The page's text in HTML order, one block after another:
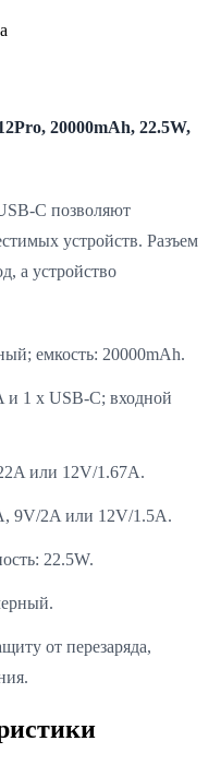
20000mAh, 22.5W,
C позволяют
устройств. Разъем
а устройство
емкость: 20000mAh.
1 x USB-C; входной
или 12V/1.67A.
9V/2A или 12V/1.5A.
22.5W.
от перезаряда,